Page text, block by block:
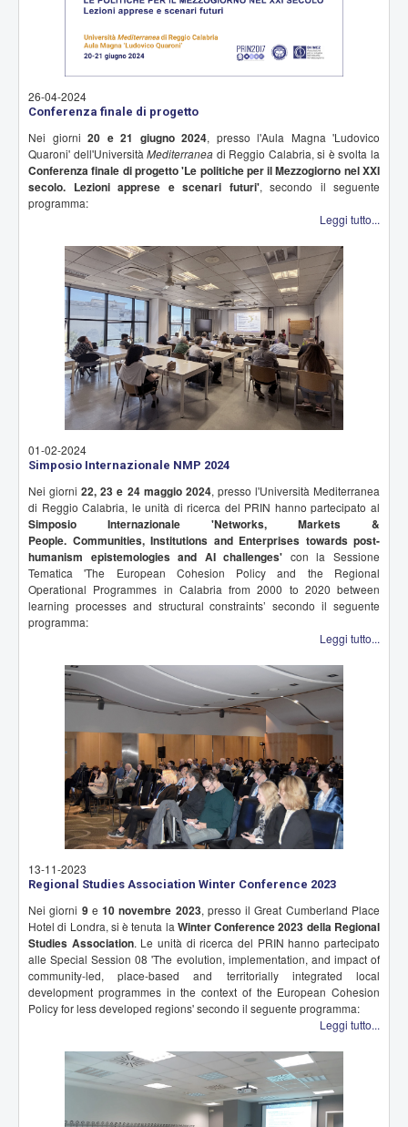
26-04-2024
Conferenza finale di progetto
Nei giorni 20 e 21 giugno 2024, presso l'Aula Magna 'Ludovico
Quaroni' dell'UniversitàMediterranea di Reggio Calabria, si è svolta la
Conferenza finale di progetto'Le politiche per il Mezzogiorno nel XXI
secolo. Lezioni apprese e scenari futuri', secondo il seguente
programma:
Leggi tutto...
01-02-2024
Simposio Internazionale NMP 2024
Nei giorni22, 23 e 24 maggio 2024, presso l'Università Mediterranea
di Reggio Calabria, le unità di ricerca del PRIN hanno partecipato al
Simposio Internazionale 'Networks, Markets &
People. Communities, Institutions and Enterprises towards post-
humanism epistemologies and AI challenges' con la Sessione
Tematica 'The European Cohesion Policy and the Regional
Operational Programmes in Calabria from 2000 to 2020 between
learning processes and structural constraints’ secondo il seguente
programma:
Leggi tutto...
13-11-2023
Regional Studies Association Winter Conference 2023
Nei giorni 9e10 novembre 2023, presso il Great Cumberland Place
Hotel di Londra, si è tenuta la Winter Conference 2023 della Regional
Studies Association. Le unità di ricerca del PRIN hanno partecipato
alle Special Session 08 'The evolution, implementation, and impact of
community-led, place-based and territorially integrated local
development programmes in the context of the European Cohesion
Policy for less developed regions' secondo il seguente programma:
Leggi tutto...